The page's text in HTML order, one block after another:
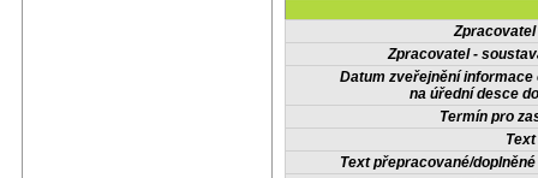
Zpracovatel -
Datum zveřejnění informace
na úřední desce
Termín pro
Text přepracované/